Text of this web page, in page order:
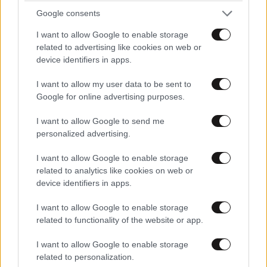
Google consents
I want to allow Google to enable storage
related to advertising like cookies on web or
device identifiers in apps.
I want to allow my user data to be sent to
Google for online advertising purposes.
I want to allow Google to send me
personalized advertising.
I want to allow Google to enable storage
related to analytics like cookies on web or
device identifiers in apps.
I want to allow Google to enable storage
related to functionality of the website or app.
I want to allow Google to enable storage
related to personalization.
Ριτσα Μισελ Αντωνιάδη 29·05·2026 11:15
μαλλον για το μεροκάματο...
Απαντήστε